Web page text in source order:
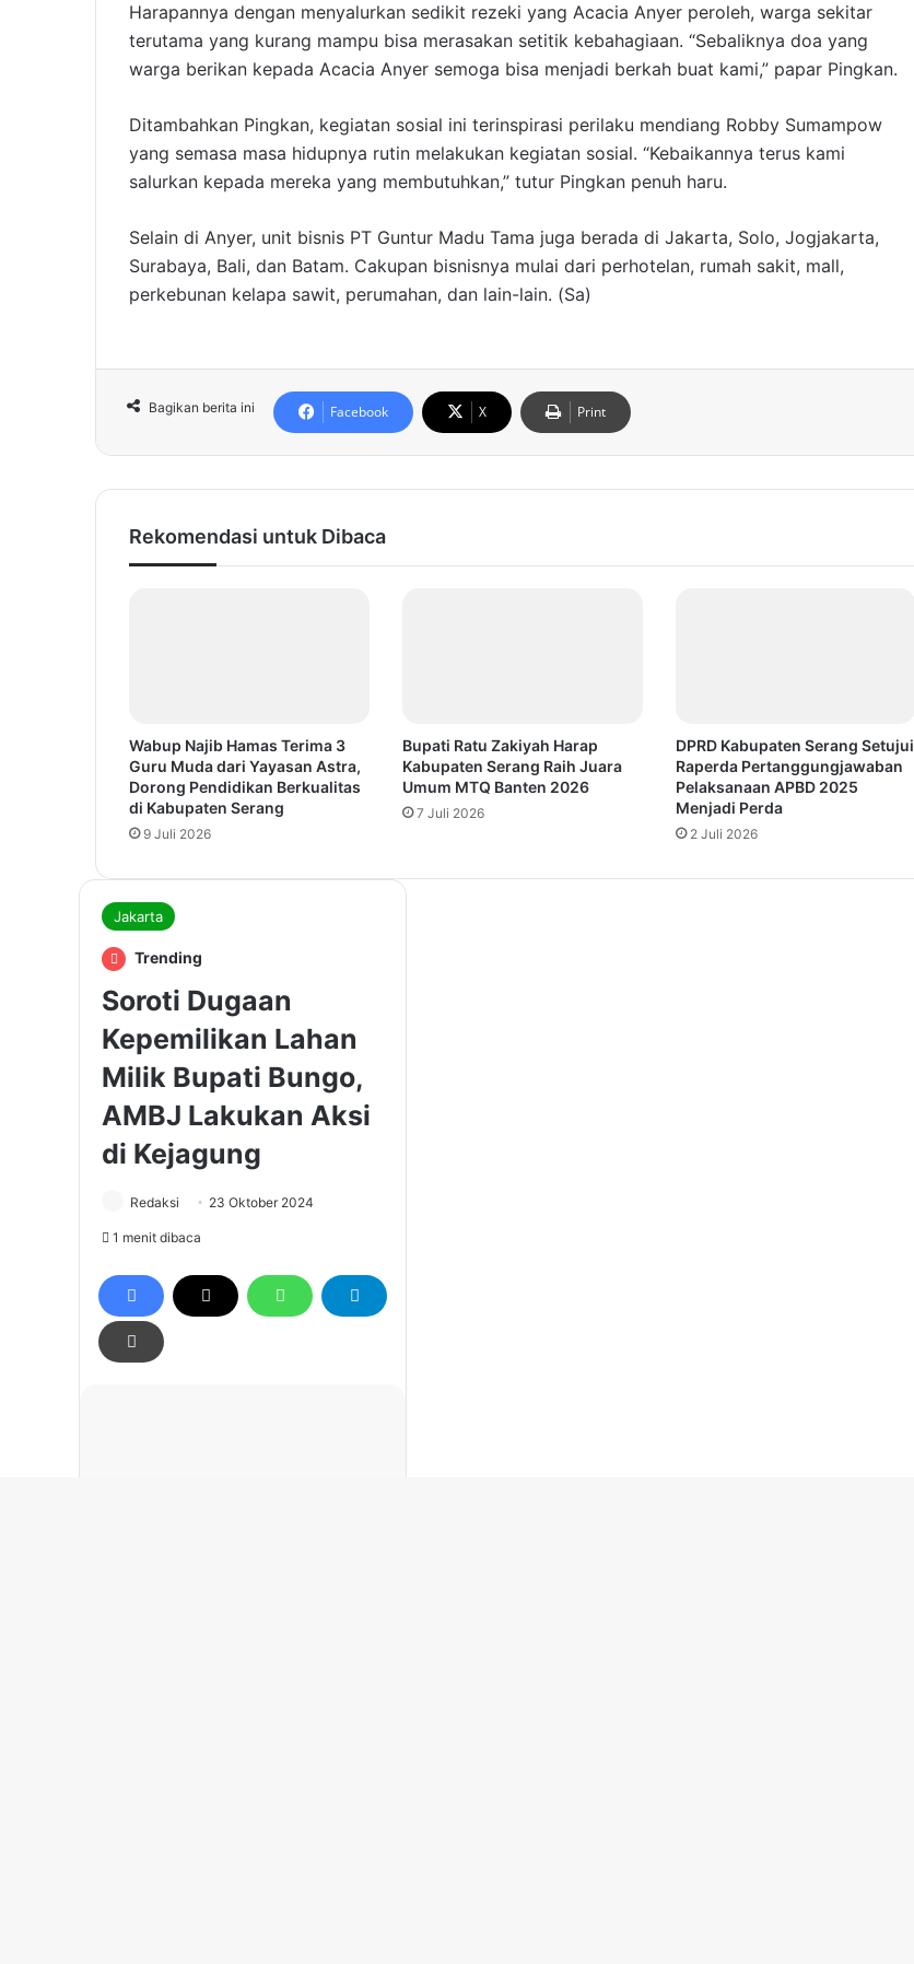
Harapannya dengan menyalurkan sedikit rezeki yang Acacia Anyer peroleh, warga sekitar
terutama yang kurang mampu bisa merasakan setitik kebahagiaan. “Sebaliknya doa yang
warga berikan kepada Acacia Anyer semoga bisa menjadi berkah buat kami,” papar Pingkan.
Ditambahkan Pingkan, kegiatan sosial ini terinspirasi perilaku mendiang Robby Sumampow
yang semasa masa hidupnya rutin melakukan kegiatan sosial. “Kebaikannya terus kami
salurkan kepada mereka yang membutuhkan,” tutur Pingkan penuh haru.
Selain di Anyer, unit bisnis PT Guntur Madu Tama juga berada di Jakarta, Solo, Jogjakarta,
Surabaya, Bali, dan Batam. Cakupan bisnisnya mulai dari perhotelan, rumah sakit, mall,
perkebunan kelapa sawit, perumahan, dan lain-lain. (Sa)
Bagikan berita ini Facebook X Print
Rekomendasi untuk Dibaca
Wabup Najib Hamas Terima 3
Guru Muda dari Yayasan Astra,
Dorong Pendidikan Berkualitas
di Kabupaten Serang
9 Juli 2026
Bupati Ratu Zakiyah Harap
Kabupaten Serang Raih Juara
Umum MTQ Banten 2026
7 Juli 2026
DPRD Kabupaten Serang Setujui
Raperda Pertanggungjawaban
Pelaksanaan APBD 2025
Menjadi Perda
2 Juli 2026